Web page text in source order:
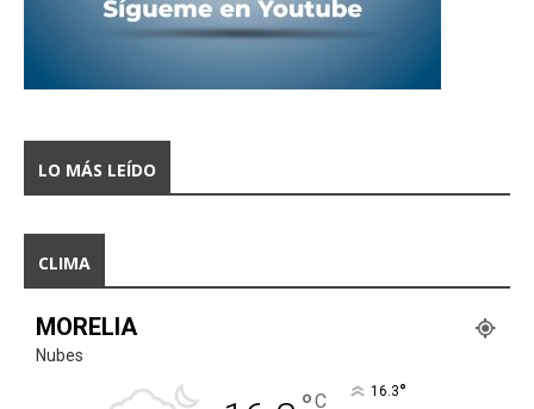
LO MÁS LEÍDO
CLIMA
MORELIA
Nubes
C 16.3°